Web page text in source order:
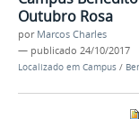
Outubro Rosa
por Marcos Charles
— publicado 24/10/2017
Localizado em Campus /